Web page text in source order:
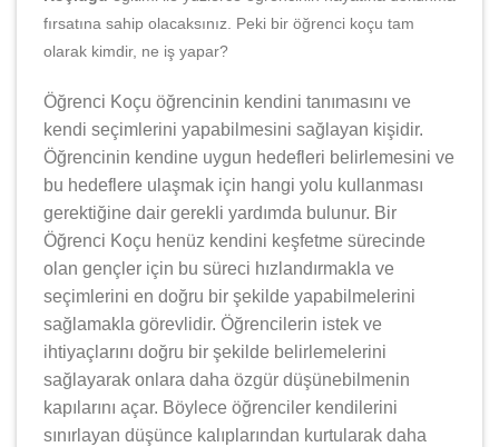
fırsatına sahip olacaksınız. Peki bir öğrenci koçu tam
olarak kimdir, ne iş yapar?
Öğrenci Koçu öğrencinin kendini tanımasını ve
kendi seçimlerini yapabilmesini sağlayan kişidir.
Öğrencinin kendine uygun hedefleri belirlemesini ve
bu hedeflere ulaşmak için hangi yolu kullanması
gerektiğine dair gerekli yardımda bulunur. Bir
Öğrenci Koçu henüz kendini keşfetme sürecinde
olan gençler için bu süreci hızlandırmakla ve
seçimlerini en doğru bir şekilde yapabilmelerini
sağlamakla görevlidir. Öğrencilerin istek ve
ihtiyaçlarını doğru bir şekilde belirlemelerini
sağlayarak onlara daha özgür düşünebilmenin
kapılarını açar. Böylece öğrenciler kendilerini
sınırlayan düşünce kalıplarından kurtularak daha